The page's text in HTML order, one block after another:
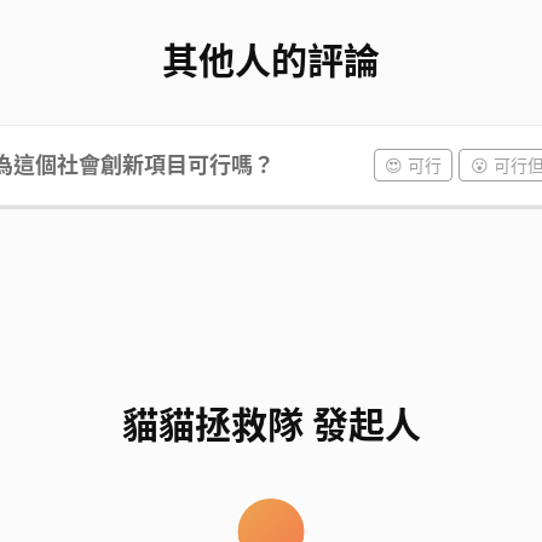
其他人的評論
這個社會創新項目可行嗎？ 😍 可行 😮 可行
貓貓拯救隊 發起人